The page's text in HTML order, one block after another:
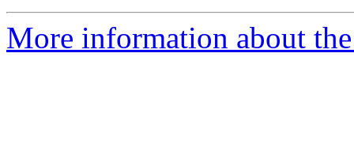
More information about